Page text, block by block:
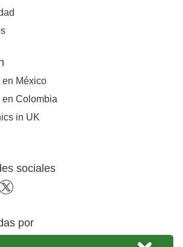
México
Colombia
in UK
sociales
por